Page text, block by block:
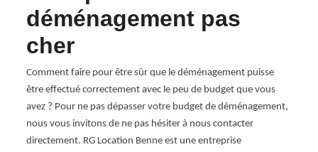
déménagement pas
cher
Comment faire pour être sûr que le déménagement puisse
être effectué correctement avec le peu de budget que vous
avez ? Pour ne pas dépasser votre budget de déménagement,
nous vous invitons de ne pas hésiter à nous contacter
directement. RG Location Benne est une entreprise